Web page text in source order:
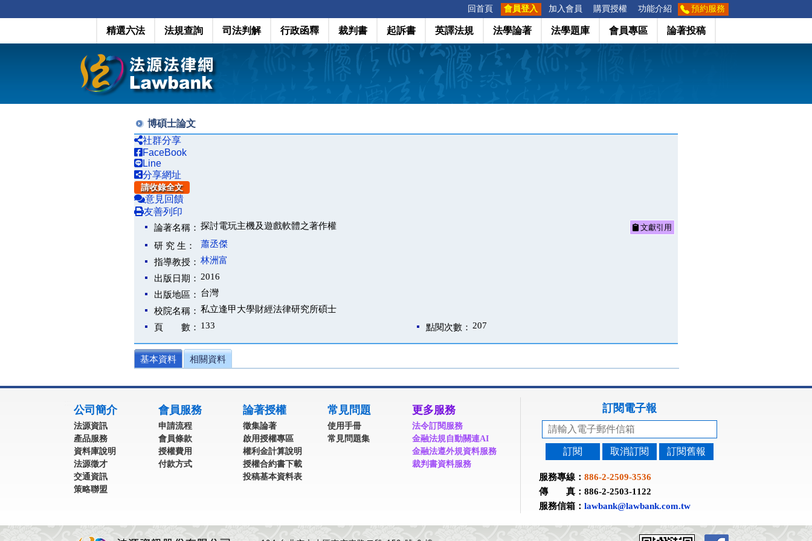
回首頁 會員登入 加入會員 購買授權 功能介紹 預約服務
精選六法 法規查詢 司法判解 行政函釋 裁判書 起訴書 英譯法規 法學論著 法學題庫 會員專區 論著投稿
博碩士論文
社群分享
FaceBook
Line
分享網址
請收錄全文
意見回饋
友善列印
論著名稱： 探討電玩主機及遊戲軟體之著作權 文獻引用
研 究 生：
蕭丞傑
指導教授： 林洲富
出版日期： 2016
出版地區： 台灣
校院名稱： 私立逢甲大學財經法律研究所碩士
頁 數： 133 點閱次數： 207
基本資料 相關資料
公司簡介
法源資訊
產品服務
資料庫說明
法源徵才
交通資訊
策略聯盟
會員服務
申請流程
會員條款
授權費用
付款方式
論著授權
徵集論著
啟用授權專區
權利金計算說明
授權合約書下載
投稿基本資料表
常見問題
使用手冊
常見問題集
更多服務
法令訂閱服務
金融法規自動關連AI
金融法遵外規資料服務
裁判書資料服務
訂閱電子報
訂閱 取消訂閱 訂閱舊報
服務專線： 886-2-2509-3536
傳 真：886-2-2503-1122
服務信箱： lawbank@lawbank.com.tw